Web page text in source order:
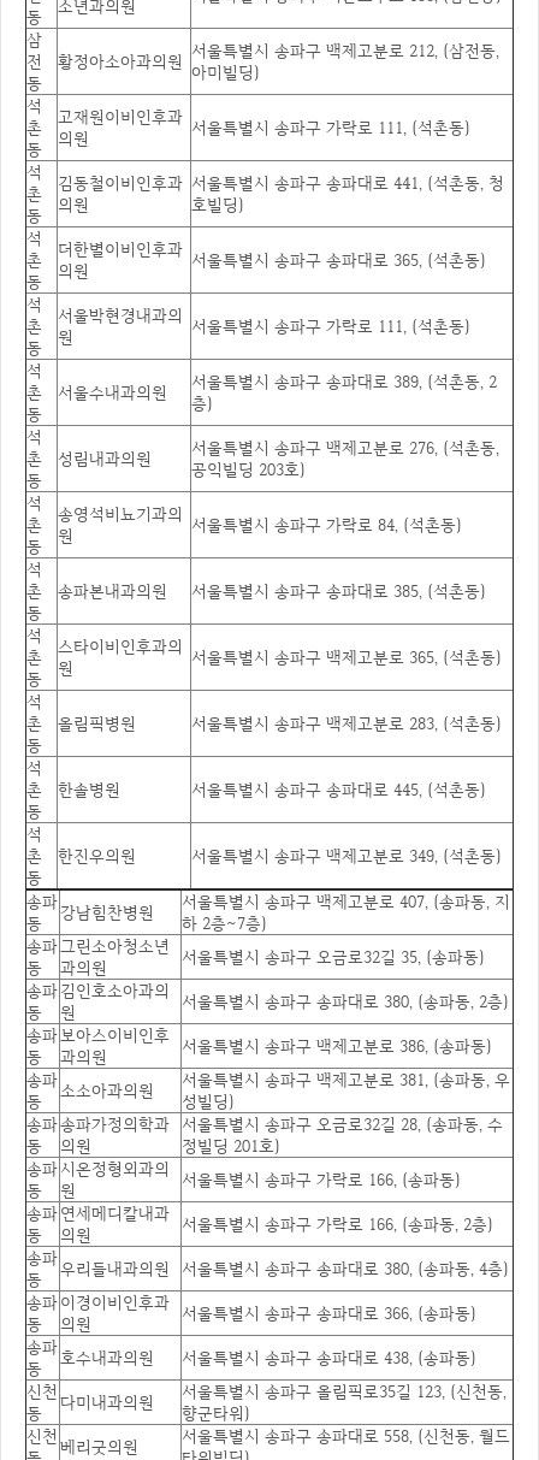
동
소년과의원
삼
전
동
황정아소아과의원 서울특별시 송파구 백제고분로 212, (삼전동,
아미빌딩)
석
촌
동
고재원이비인후과
의원
서울특별시 송파구 가락로 111, (석촌동)
석
촌
동
김동철이비인후과
의원
서울특별시 송파구 송파대로 441, (석촌동, 청
호빌딩)
석
촌
동
더한별이비인후과
의원
서울특별시 송파구 송파대로 365, (석촌동)
석
촌
동
서울박현경내과의
원
서울특별시 송파구 가락로 111, (석촌동)
석
촌
동
서울수내과의원
서울특별시 송파구 송파대로 389, (석촌동, 2
층)
석
촌
동
성림내과의원
서울특별시 송파구 백제고분로 276, (석촌동,
공익빌딩 203호)
석
촌
동
송영석비뇨기과의
원
서울특별시 송파구 가락로 84, (석촌동)
석
촌
동
송파본내과의원 서울특별시 송파구 송파대로 385, (석촌동)
석
촌
동
스타이비인후과의
원
서울특별시 송파구 백제고분로 365, (석촌동)
석
촌
동
올림픽병원 서울특별시 송파구 백제고분로 283, (석촌동)
석
촌
동
한솔병원 서울특별시 송파구 송파대로 445, (석촌동)
석
촌
동
한진우의원 서울특별시 송파구 백제고분로 349, (석촌동)
송파
동
강남힘찬병원
서울특별시 송파구 백제고분로 407, (송파동, 지
하 2층~7층)
송파
동
그린소아청소년
과의원
서울특별시 송파구 오금로32길 35, (송파동)
송파
동
김인호소아과의
원
서울특별시 송파구 송파대로 380, (송파동, 2층)
송파
동
보아스이비인후
과의원
서울특별시 송파구 백제고분로 386, (송파동)
송파
동
소소아과의원
서울특별시 송파구 백제고분로 381, (송파동, 우
성빌딩)
송파
동
송파가정의학과
의원
서울특별시 송파구 오금로32길 28, (송파동, 수
정빌딩 201호)
송파
동
시온정형외과의
원
서울특별시 송파구 가락로 166, (송파동)
송파
동
연세메디칼내과
의원
서울특별시 송파구 가락로 166, (송파동, 2층)
송파
동
우리들내과의원
서울특별시 송파구 송파대로 380, (송파동, 4층)
송파
동
이경이비인후과
의원
서울특별시 송파구 송파대로 366, (송파동)
송파
동
호수내과의원
서울특별시 송파구 송파대로 438, (송파동)
신천
동
다미내과의원
서울특별시 송파구 올림픽로35길 123, (신천동,
향군타워)
신천 베리굿의원
서울특별시 송파구 송파대로 558, (신천동, 월드